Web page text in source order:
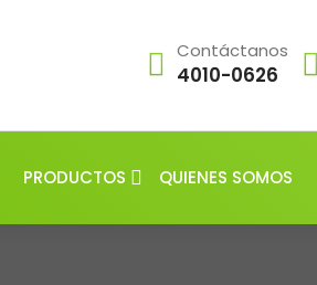
Contáctanos
4010-0626
PRODUCTOS QUIENES SOMOS